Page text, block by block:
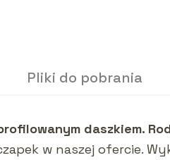
Pliki do pobrania
daszkiem.
w naszej ofercie.